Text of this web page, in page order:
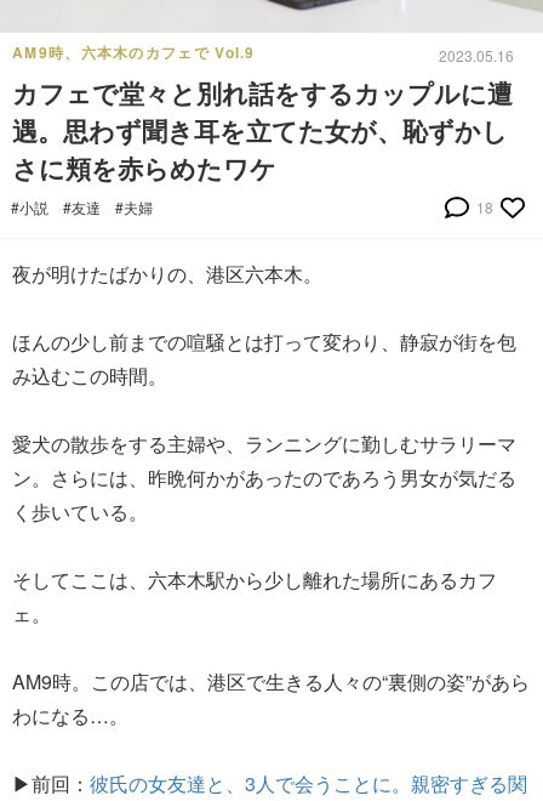
AM9時、六本木のカフェで Vol.9 2023.05.16
カフェで堂々と別れ話をするカップルに遭
遇。思わず聞き耳を立てた女が、恥ずかし
さに頬を赤らめたワケ
#小説 #友達 #夫婦 18
夜が明けたばかりの、港区六本木。
ほんの少し前までの喧騒とは打って変わり、静寂が街を包
み込むこの時間。
愛犬の散歩をする主婦や、ランニングに勤しむサラリーマ
ン。さらには、昨晩何かがあったのであろう男女が気だる
く歩いている。
そしてここは、六本木駅から少し離れた場所にあるカフ
ェ。
AM9時。この店では、港区で生きる人々の“裏側の姿”があら
わになる…。
▶前回： 彼氏の女友達と、3人で会うことに。親密すぎる関